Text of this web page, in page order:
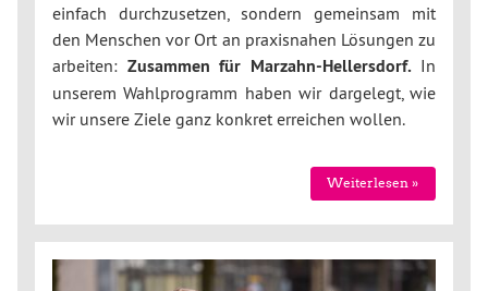
einfach durchzusetzen, sondern gemeinsam mit
den Menschen vor Ort an praxisnahen Lösungen zu
arbeiten: Zusammen für Marzahn-Hellersdorf.In
unserem Wahlprogramm haben wir dargelegt, wie
wir unsere Ziele ganz konkret erreichen wollen.
Weiterlesen »